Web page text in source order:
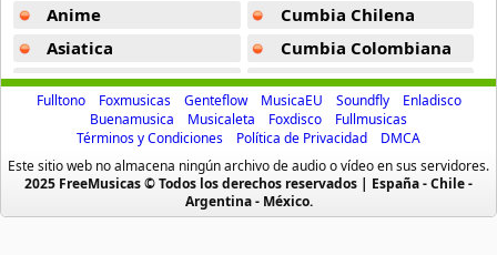
3 músicas online
Kishu Ezlamenaza
11 músicas online
Lapiz Conciente
84 músicas online
Anime
Asiatica
Atevip
Bachatas
Baladas
Baladas De Oro
Baladas En Ingles
Cumbia Chilena
Cumbia Colombiana
Cumbia Ecuatoriana
Cumbia Mexicana
Cumbia Pop
Cumbia Surena
Cumbias
Fulltono Foxmusicas Genteflow MusicaEU Soundfly
Enladisco
Buenamusica
Musicaleta Foxdisco
Fullmusicas
Términos y Condiciones
Política de Privacidad
DMCA
Este sitio web no almacena ningún archivo de audio o vídeo en sus servidores.
2025 FreeMusicas © Todos los derechos reservados | España - Chile -
Argentina - México.